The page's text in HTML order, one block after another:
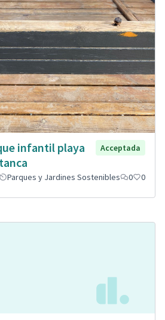
infantil playa
Acceptada
Parques y Jardines Sostenibles 0 0